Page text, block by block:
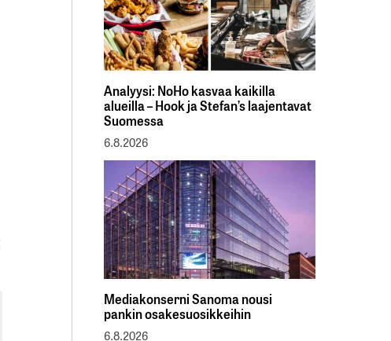
Analyysi: NoHo kasvaa kaikilla
alueilla – Hook ja Stefan’s laajentavat
Suomessa
6.8.2026
Mediakonserni Sanoma nousi
pankin osakesuosikkeihin
6.8.2026